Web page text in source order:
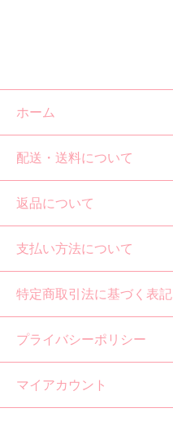
ホーム
配送・送料について
返品について
支払い方法について
特定商取引法に基づく表記
プライバシーポリシー
マイアカウント